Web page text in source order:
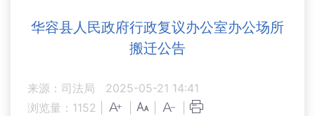
华容县人民政府行政复议办公室办公场所
搬迁公告
来源：司法局
2025-05-21 14:41
浏览量： 1152